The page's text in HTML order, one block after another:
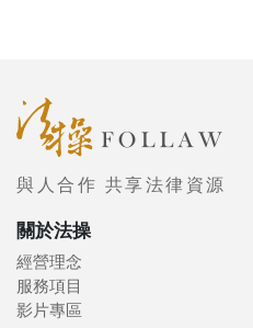
與人合作 共享法律資源
關於法操
經營理念
服務項目
影片專區